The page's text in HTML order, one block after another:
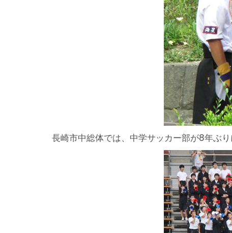
長崎市中総体では、中学サッカー部が8年ぶ